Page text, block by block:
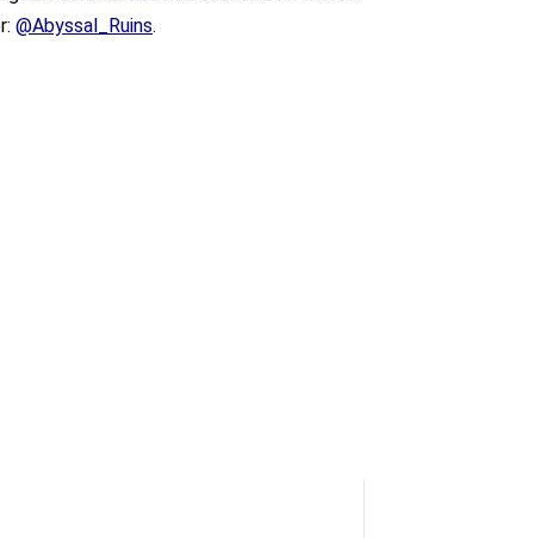
@Abyssal_Ruins.